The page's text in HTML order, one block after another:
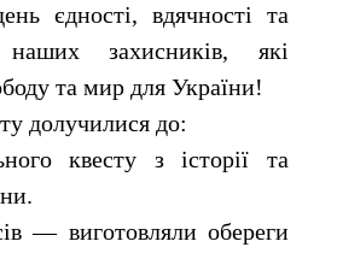
єдності, вдячності та
захисників, які
та мир для України!
долучилися до:
квесту з історії та
— виготовляли обереги